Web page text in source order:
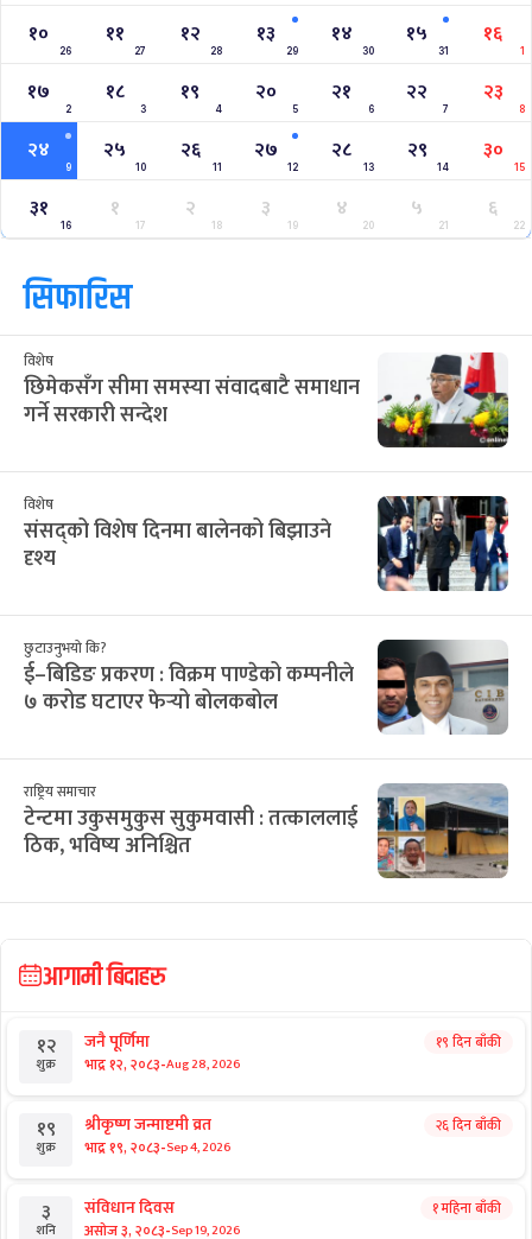
१०
26
११
27
१२
28
१३
29
१४
30
१५
31
१६
1
१७
2
१८
3
१९
4
२०
5
२१
6
२२
7
२३
8
२४
9
२५
10
२६
11
२७
12
२८
13
२९
14
३०
15
३१
16
१
17
२
18
३
19
४
20
५
21
६
22
सिफारिस
विशेष
छिमेकसँग सीमा समस्या संवादबाटै समाधान
गर्ने सरकारी सन्देश
विशेष
संसद्को विशेष दिनमा बालेनको बिझाउने
दृश्य
छुटाउनुभयो कि?
ई–बिडिङ प्रकरण : विक्रम पाण्डेको कम्पनीले
७ करोड घटाएर फेर्‍यो बोलकबोल
राष्ट्रिय समाचार
टेन्टमा उकुसमुकुस सुकुमवासी : तत्काललाई
ठिक, भविष्य अनिश्चित
आगामी बिदाहरु
१२
शुक्र
जनै पूर्णिमा
भाद्र १२, २०८३-Aug 28, 2026
१९ दिन बाँकी
१९
शुक्र
श्रीकृष्ण जन्माष्टमी व्रत
भाद्र १९, २०८३-Sep 4, 2026
२६ दिन बाँकी
३
शनि
संविधान दिवस
असोज ३, २०८३-Sep 19, 2026
१ महिना बाँकी